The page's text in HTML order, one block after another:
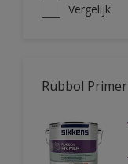
Vergelijk
Rubbol Primer